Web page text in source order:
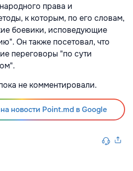
права и
к которым, по его словам,
боевики, исповедующие
Он также посетовал, что
переговоры "по сути
не комментировали.
новости Point.md в Google